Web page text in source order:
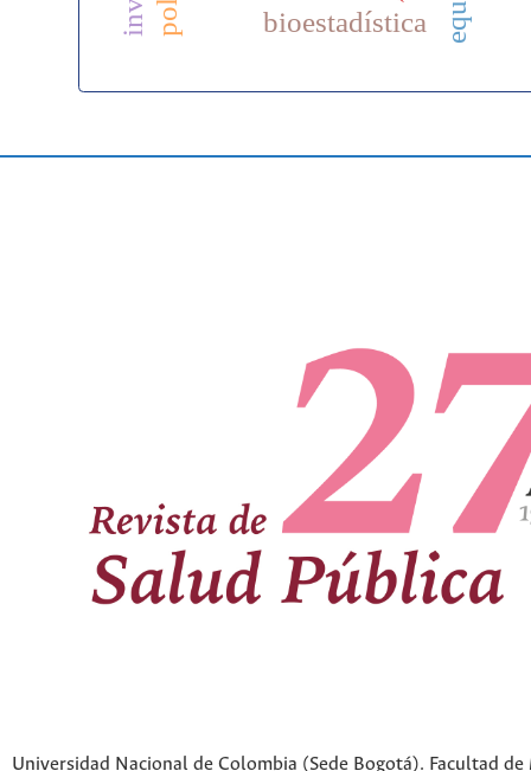
bioestadística
Universidad Nacional de Colombia (Sede Bogotá). Facultad